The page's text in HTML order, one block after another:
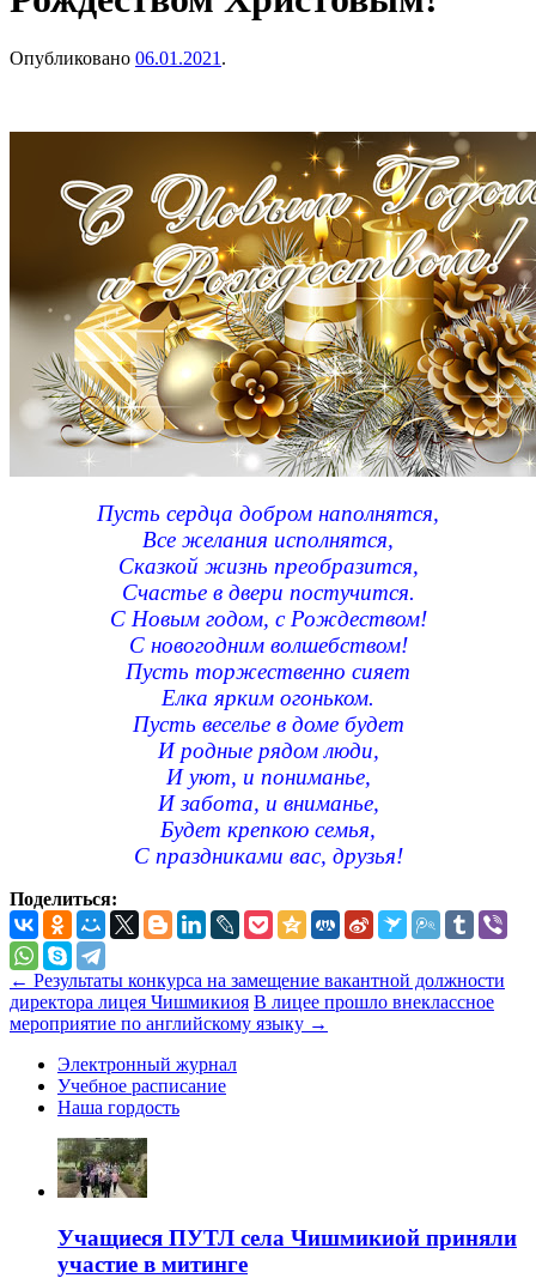
Опубликовано 06.01.2021 .
Пусть сердца добром наполнятся,
Все желания исполнятся,
Сказкой жизнь преобразится,
Счастье в двери постучится.
С Новым годом, с Рождеством!
С новогодним волшебством!
Пусть торжественно сияет
Елка ярким огоньком.
Пусть веселье в доме будет
И родные рядом люди,
И уют, и пониманье,
И забота, и вниманье,
Будет крепкою семья,
С праздниками вас, друзья!
Поделиться:
← Результаты конкурса на замещение вакантной должности
директора лицея Чишмикиоя В лицее прошло внеклассное
мероприятие по английскому языку →
Электронный журнал
Учебное расписание
Наша гордость
Учащиеся ПУТЛ села Чишмикиой приняли
участие в митинге